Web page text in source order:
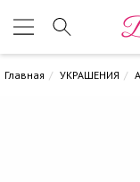
Главная УКРАШЕНИЯ